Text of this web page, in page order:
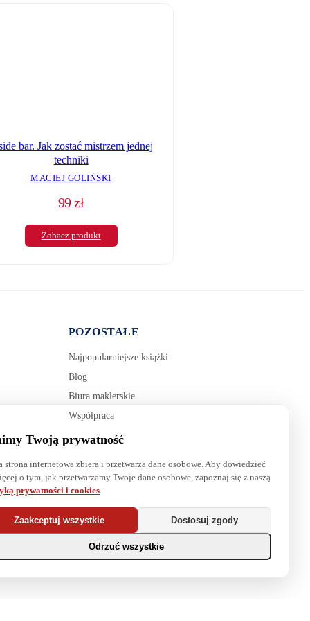
bar. Jak zostać mistrzem jednej
techniki
MACIEJ GOLIŃSKI
99 zł
Zobacz produkt
POZOSTAŁE
Najpopularniejsze książki
Blog
Biura maklerskie
Współpraca
Twoją prywatność
strona internetowa zbiera i przetwarza dane osobowe. Aby dowiedzieć
o tym, jak przetwarzamy Twoje dane osobowe, zapoznaj się z naszą
prywatności i cookies.
Dostosuj zgody
Zaakceptuj wszystkie
Odrzuć wszystkie